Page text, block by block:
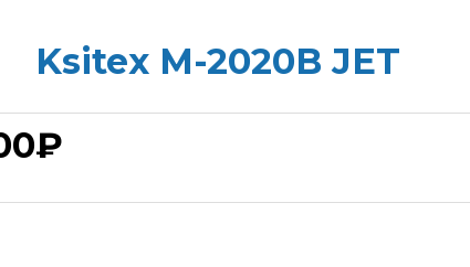
Ksitex М-2020B JET